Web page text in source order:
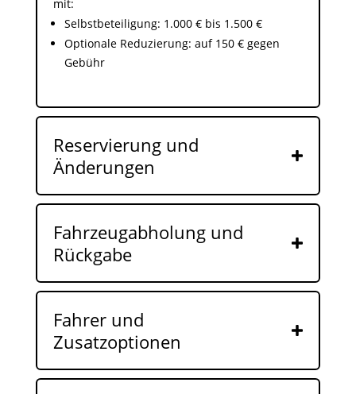
mit:
Selbstbeteiligung: 1.000 € bis 1.500 €
Optionale Reduzierung: auf 150 € gegen
Gebühr
Reservierung und
Änderungen
Fahrzeugabholung und
Rückgabe
Fahrer und
Zusatzoptionen